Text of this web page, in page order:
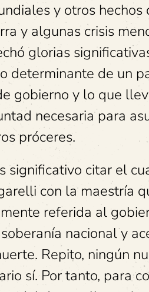
y otros
y algunas crisis
glorias
determinante de un
gobierno y lo que
necesaria para
próceres.
significativo citar el
con la maestría
referida al
nacional y
Repito, ningún
sí. Por tanto, para